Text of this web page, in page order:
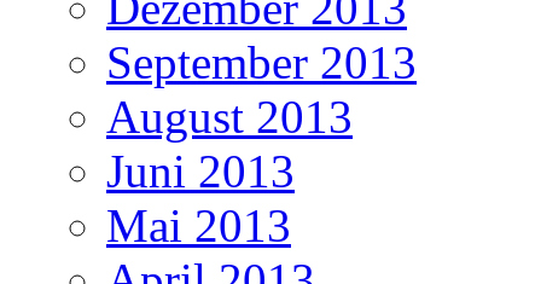
September 2013
August 2013
Juni 2013
Mai 2013